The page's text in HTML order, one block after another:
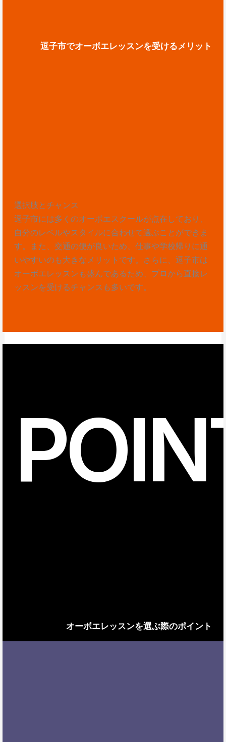
逗子市でオーボエレッスンを受けるメリット
選択肢とチャンス
逗子市には多くのオーボエスクールが点在しており、
自分のレベルやスタイルに合わせて選ぶことができま
す。また、交通の便が良いため、仕事や学校帰りに通
いやすいのも大きなメリットです。さらに、逗子市は
オーボエレッスンも盛んであるため、プロから直接レ
ッスンを受けるチャンスも多いです。
オーボエレッスンを選ぶ際のポイント